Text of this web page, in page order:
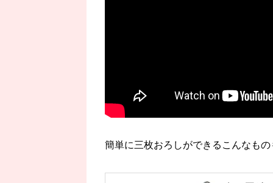
簡単に三枚おろしができるこんなもの